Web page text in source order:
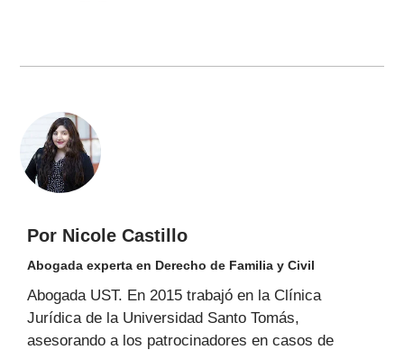
Por Nicole Castillo
Abogada experta en Derecho de Familia y Civil
Abogada UST. En 2015 trabajó en la Clínica
Jurídica de la Universidad Santo Tomás,
asesorando a los patrocinadores en casos de